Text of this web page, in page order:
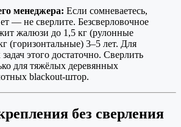
менеджера: Если сомневаетесь,
— не сверлите. Безсверловочное
жалюзи до 1,5 кг (рулонные
(горизонтальные) 3–5 лет. Для
этого достаточно. Сверлить
для тяжёлых деревянных
blackout-штор.
без сверления